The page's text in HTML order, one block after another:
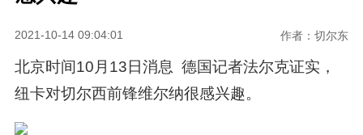
2021-10-14 09:04:01 作者：切尔东
北京时间10月13日消息 德国记者法尔克证实，
纽卡对切尔西前锋维尔纳很感兴趣。